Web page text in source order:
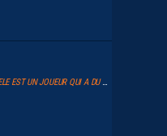
ZOUMANA CAMARA: “NORDAN MUKIELE EST UN JOUEUR QUI A DU TALENT”